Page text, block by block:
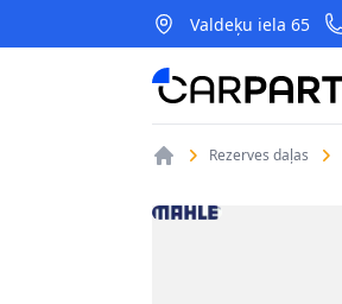
Valdeķu iela 65
CarParts
Rezerves daļas